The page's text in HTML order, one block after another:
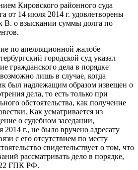
Кировского районного суда
от 14 июля 2014 г. удовлетворены
В. о взыскании суммы долга по
по апелляционной жалобе
городской суд указал
гражданского дела в порядке
лишь в случае, когда
был надлежащим образом извещен о
дела, то есть только при
обстоятельства, как получение
Как усматривается из
о судебном заседании,
г., не было вручено адресату
с его отсутствием по месту
свидетельствует о том, что
рассматривать дело в порядке,
22 ГПК РФ.